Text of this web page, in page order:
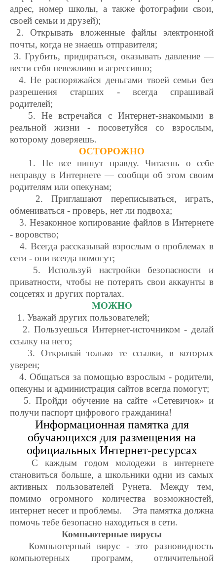
адрес, номер школы, а также фотографии свои,
своей семьи и друзей);
2. Открывать вложенные файлы электронной
почты, когда не знаешь отправителя;
3. Грубить, придираться, оказывать давление —
вести себя невежливо и агрессивно;
4. Не распоряжайся деньгами твоей семьи без
разрешения старших - всегда спрашивай
родителей;
5. Не встречайся с Интернет-знакомыми в
реальной жизни - посоветуйся со взрослым,
которому доверяешь.
ОСТОРОЖНО
1. Не все пишут правду. Читаешь о себе
неправду в Интернете — сообщи об этом своим
родителям или опекунам;
2. Приглашают переписываться, играть,
обмениваться - проверь, нет ли подвоха;
3. Незаконное копирование файлов в Интернете
- воровство;
4. Всегда рассказывай взрослым о проблемах в
сети - они всегда помогут;
5. Используй настройки безопасности и
приватности, чтобы не потерять свои аккаунты в
соцсетях и других порталах.
МОЖНО
1. Уважай других пользователей;
2. Пользуешься Интернет-источником - делай
ссылку на него;
3. Открывай только те ссылки, в которых
уверен;
4. Общаться за помощью взрослым - родители,
опекуны и администрация сайтов всегда помогут;
5. Пройди обучение на сайте «Сетевичок» и
получи паспорт цифрового гражданина!
Информационная памятка для
обучающихся для размещения на
официальных Интернет-ресурсах
С каждым годом молодежи в интернете
становиться больше, а школьники одни из самых
активных пользователей Рунета. Между тем,
помимо огромного количества возможностей,
интернет несет и проблемы. Эта памятка должна
помочь тебе безопасно находиться в сети.
Компьютерные вирусы
Компьютерный вирус - это разновидность
компьютерных программ, отличительной